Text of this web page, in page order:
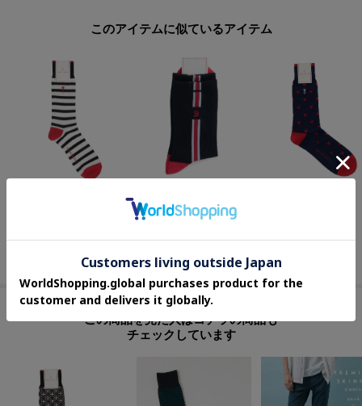
このアイテムに似ているアイテム
D刺繍 ラインソックス
¥1,760
この商品を見た人はコチラの商品も
チェックしています